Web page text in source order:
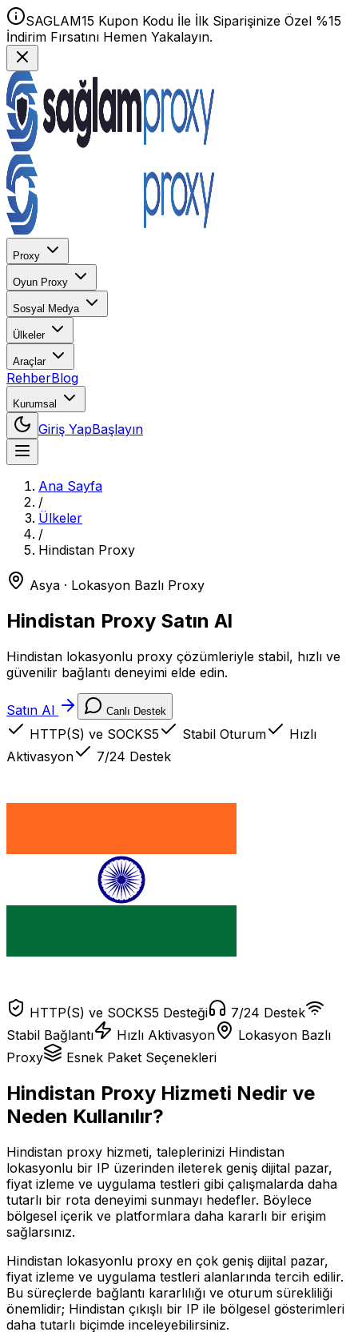
SAGLAM15 Kupon Kodu İle İlk Siparişinize Özel %15
İndirim Fırsatını Hemen Yakalayın.
Proxy
Oyun Proxy
Sosyal Medya
Ülkeler
Araçlar
RehberBlog
Kurumsal
Giriş YapBaşlayın
Ana Sayfa
/
Ülkeler
/
Hindistan Proxy
Asya · Lokasyon Bazlı Proxy
Hindistan Proxy Satın Al
Hindistan lokasyonlu proxy çözümleriyle stabil, hızlı ve
güvenilir bağlantı deneyimi elde edin.
Satın Al Canlı Destek
HTTP(S) ve SOCKS5 Stabil Oturum
Hızlı
Aktivasyon
7/24 Destek
HTTP(S) ve SOCKS5 Desteği
7/24 Destek
Stabil Bağlantı
Hızlı Aktivasyon
Lokasyon Bazlı
Proxy
Esnek Paket Seçenekleri
Hindistan Proxy Hizmeti Nedir ve
Neden Kullanılır?
Hindistan proxy hizmeti, taleplerinizi Hindistan
lokasyonlu bir IP üzerinden ileterek geniş dijital pazar,
fiyat izleme ve uygulama testleri gibi çalışmalarda daha
tutarlı bir rota deneyimi sunmayı hedefler. Böylece
bölgesel içerik ve platformlara daha kararlı bir erişim
sağlarsınız.
Hindistan lokasyonlu proxy en çok geniş dijital pazar,
fiyat izleme ve uygulama testleri alanlarında tercih edilir.
Bu süreçlerde bağlantı kararlılığı ve oturum sürekliliği
önemlidir; Hindistan çıkışlı bir IP ile bölgesel gösterimleri
daha tutarlı biçimde inceleyebilirsiniz.